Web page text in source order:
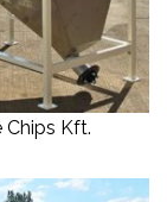
Chips Kft.